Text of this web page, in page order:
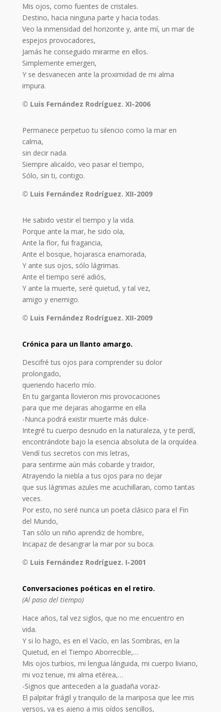
Mis ojos, como fuentes de cristales.
Destino, hacia ninguna parte y hacia todas.
Veo la inmensidad del horizonte y, ante mí, un mar de
espejos provocadores,
Jamás he conseguido mirarme en ellos.
Simplemente emergen,
Y se desvanecen ante la proximidad de mi alma
impura.
© Luis Fernández Rodríguez. XI-2006
Permanece perpetuo tu silencio como la mar en
calma,
sin decir nada.
Siempre alicaído, veo pasar el tiempo,
Sólo, sin ti, contigo.
© Luis Fernández Rodríguez. XII-2009
He sabido vestir el tiempo y la vida.
Porque ante la mar, he sido ola,
Ante la flor, fui fragancia,
Ante el bosque, hojarasca enamorada,
Y ante sus ojos, sólo lágrimas.
Ante el tiempo seré adiós,
Y ante la muerte, seré quietud, y tal vez,
amigo y enemigo.
© Luis Fernández Rodríguez. XII-2009
Crónica para un llanto amargo.
Descifré tus ojos para comprender su dolor
prolongado,
queriendo hacerlo mío.
En tu garganta llovieron mis provocaciones
para que me dejaras ahogarme en ella
-Nunca podrá existir muerte más dulce-
Integré tu cuerpo desnudo en la naturaleza, y te perdí,
encontrándote bajo la esencia absoluta de la orquídea.
Vendí tus secretos con mis letras,
para sentirme aún más cobarde y traidor,
Atrayendo la niebla a tus ojos para no dejar
que sus lágrimas azules me acuchillaran, como tantas
veces.
Por esto, no seré nunca un poeta clásico para el Fin
del Mundo,
Tan sólo un niño aprendiz de hombre,
Incapaz de desangrar la mar por su boca.
© Luis Fernández Rodríguez. I-2001
Conversaciones poéticas en el retiro.
(Al paso del tiempo)
Hace años, tal vez siglos, que no me encuentro en
vida.
Y si lo hago, es en el Vacío, en las Sombras, en la
Quietud, en el Tiempo Aborrecible,…
Mis ojos turbios, mi lengua lánguida, mi cuerpo liviano,
mi voz tenue, mi alma etérea,…
-Signos que anteceden a la guadaña voraz-
El palpitar frágil y tranquilo de la mariposa que lee mis
versos, ya es ajeno a mis oídos sencillos,